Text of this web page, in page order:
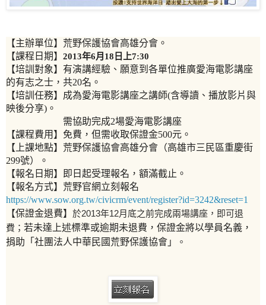
【主辦單位】荒野保護協會高雄分會。
【課程日期】 2013年6月18日上7:30
【培訓對象】有演講經驗、願意到各單位推廣愛海電影講座
的有志之士，共20名。
【培訓任務】成為愛海電影講座之講師(含導讀、播放影片與
映後分享)。
需協助完成2場愛海電影講座
【課程費用】免費，但需收取保證金500元。
【上課地點】荒野保護協會高雄分會（高雄市三民區重慶街
299號）。
【報名日期】即日起受理報名，額滿截止。
【報名方式】荒野官網立刻報名
https://www.sow.org.tw/civicrm/event/register?id=3242&reset=1
【保證金退費】 於2013年12月底之前完成兩場講座，即可退
費； 若未達上述標準或逾期未退費，保證金將以學員名義，
捐助「社團法人中華民國荒野保護協會」
。